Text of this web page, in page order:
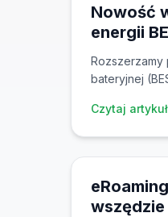
Nowość
energii
MaxiESS
Rozszerzamy
bateryjnej
przemysłowy
Czytaj artykuł